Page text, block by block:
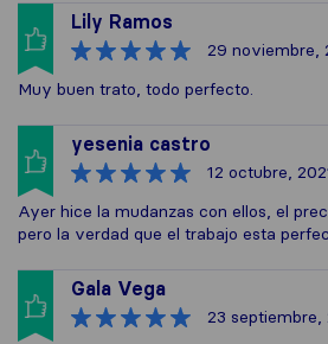
Lily Ramos
29 noviembre,
Muy buen trato, todo perfecto.
yesenia castro
12 octubre,
Ayer hice la mudanzas con ellos, el
pero la verdad que el trabajo esta
Gala Vega
23 septiembre,